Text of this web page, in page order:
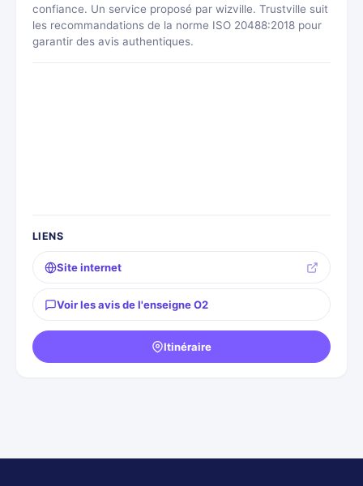
confiance. Un service proposé par wizville. Trustville suit
les recommandations de la norme ISO 20488:2018 pour
garantir des avis authentiques.
LIENS
Site internet
Voir les avis de l'enseigne O2
Itinéraire